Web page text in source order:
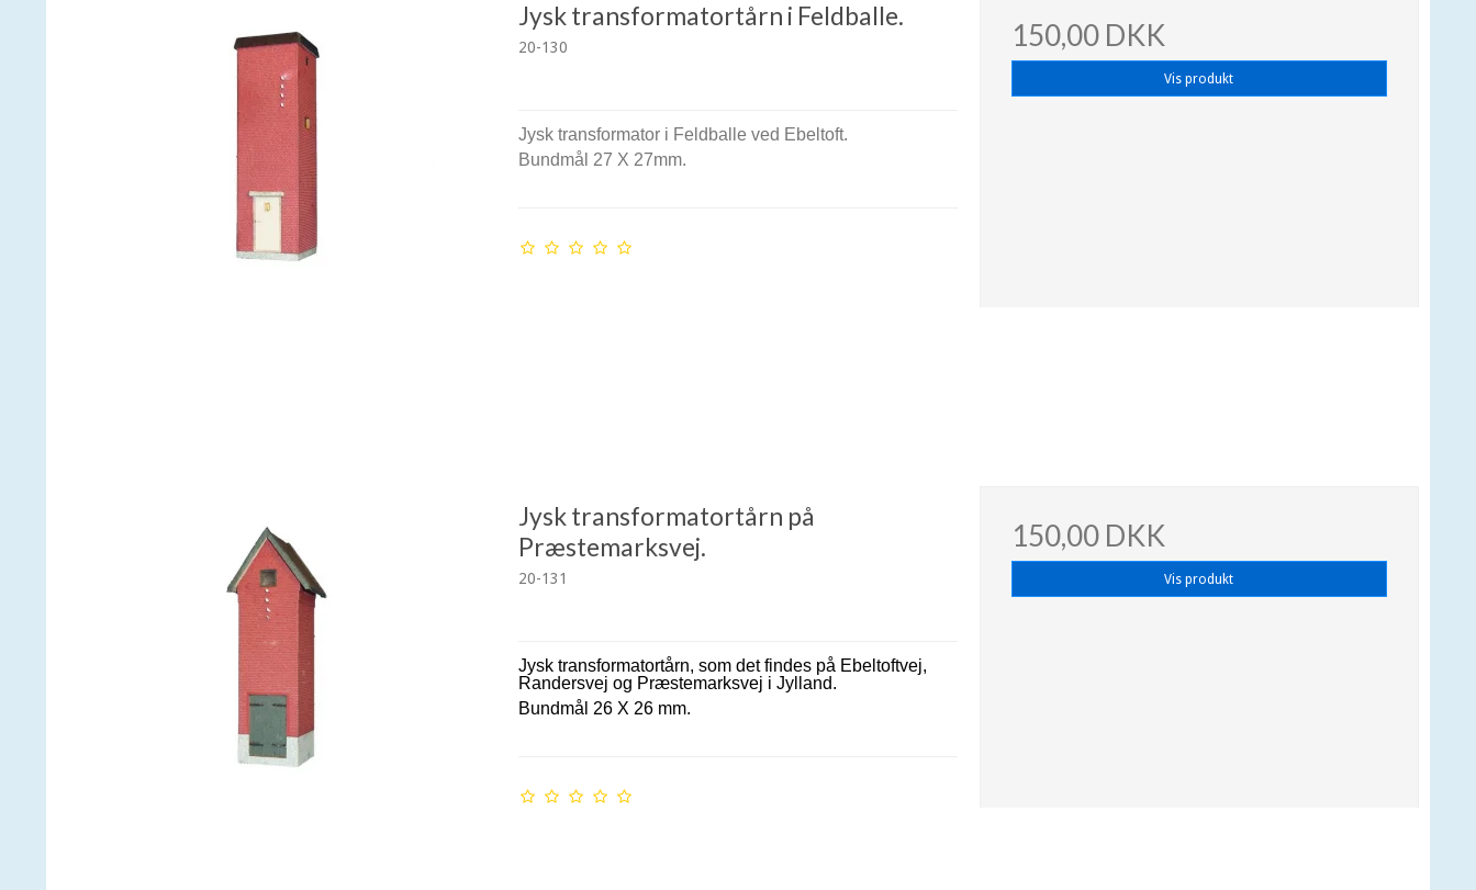
Jysk transformatortårn i Feldballe.
20-130
Jysk transformator i Feldballe ved Ebeltoft.
Bundmål 27 X 27mm.
150,00 DKK
Vis produkt
Jysk transformatortårn på
Præstemarksvej.
20-131
Jysk transformatortårn, som det findes på Ebeltoftvej,
Randersvej og Præstemarksvej i Jylland.
Bundmål 26 X 26 mm.
150,00 DKK
Vis produkt